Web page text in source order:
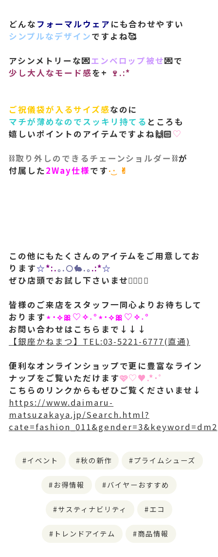
どんな フォーマルウェア にも合わせやすい
シンプルなデザインですよね🥰
アシンメトリーな💌エンベロップ被せ💌で
少し大人なモード感を+ 🍷.:*
ご祝儀袋が入るサイズ感なのに
マチが薄めなのでスッキリ持てる ところも
嬉しいポイントのアイテムですよね🙌🏻♡
⛓️取り外しのできるチェーンショルダー⛓️が
付属した2Way仕様です·͜· ︎︎✌︎︎︎
この他にもたくさんのアイテムをご用意してお
ります☆*:.｡.🌕🐇.｡ .:*☆
ぜひ店頭でお試し下さいませ🙇🏻‍♀️✨
皆様のご来店をスタッフ一同心よりお待ちして
おります⋆˙⟡🎀♡✧˖°⋆˙⟡🎀♡✧˖°
お問い合わせはこちらまで↓↓↓
【銀座かねまつ】TEL:03-5221-6777(直通)
便利なオンラインショップで更に豊富なライン
ナップをご覧いただけます🩷♡♥︎.*･ﾟ
こちらのリンクからもぜひご覧くださいませ↓
https://www.daimaru-
matsuzakaya.jp/Search.html?
cate=fashion_011&gender=3&keyword=dm2
イベント 秋の新作 プライムシューズ
お得情報 バイヤーおすすめ
サスティナビリティ エコ
トレンドアイテム 商品情報